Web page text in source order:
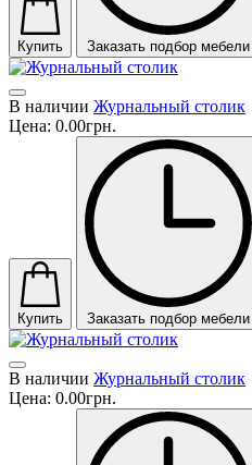
Купить Заказать подбор мебели
В наличии Журнальный столик
Цена: 0.00грн.
Купить Заказать подбор мебели
В наличии Журнальный столик
Цена: 0.00грн.